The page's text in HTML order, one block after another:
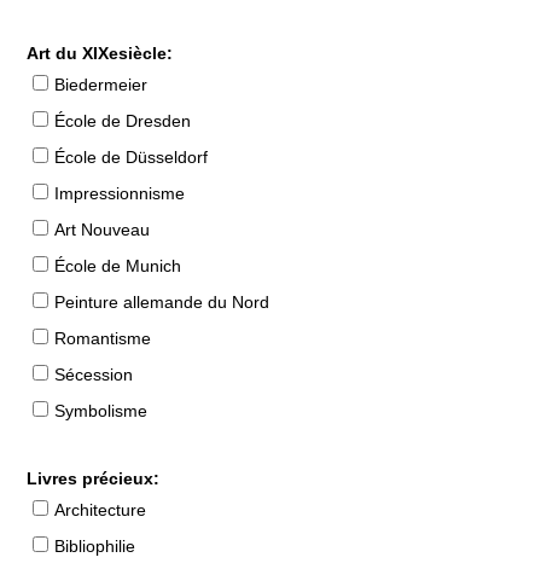
Art du XIXesiècle:
Biedermeier
École de Dresden
École de Düsseldorf
Impressionnisme
Art Nouveau
École de Munich
Peinture allemande du Nord
Romantisme
Sécession
Symbolisme
Livres précieux:
Architecture
Bibliophilie